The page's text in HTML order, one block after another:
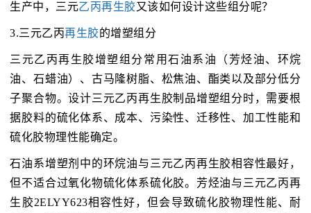
生产中，三元乙丙再生胶又该如何设计这些组分呢？
3.三元乙丙再生胶的增塑组分
三元乙丙再生胶增塑组分常用石油系油（芳烃油、环烷
油、石蜡油）、古马隆树脂、松焦油、酯类以及部分低分
子聚合物。设计三元乙丙再生胶制品增塑组分时，需要根
据胶料的硫化体系、成本、污染性、迁移性、加工性能和
硫化胶物理性能确定。
石油系增塑剂中的环烷油与三元乙丙再生胶相容性最好，
但不适合过氧化物硫化体系硫化胶。芳烃油与三元乙丙再
生胶2ELYY623相容性好，但会导致硫化胶物理性能、耐